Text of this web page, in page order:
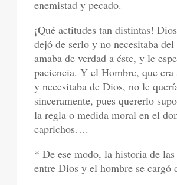
enemistad y pecado.
¡Qué actitudes tan distintas!
dejó de serlo y no necesitaba
amaba de verdad a éste, y le
paciencia. Y el Hombre, que era
y necesitaba de Dios, no le
sinceramente, pues quererlo
la regla o medida moral en el
caprichos….
* De ese modo, la historia de
entre Dios y el hombre se cargó